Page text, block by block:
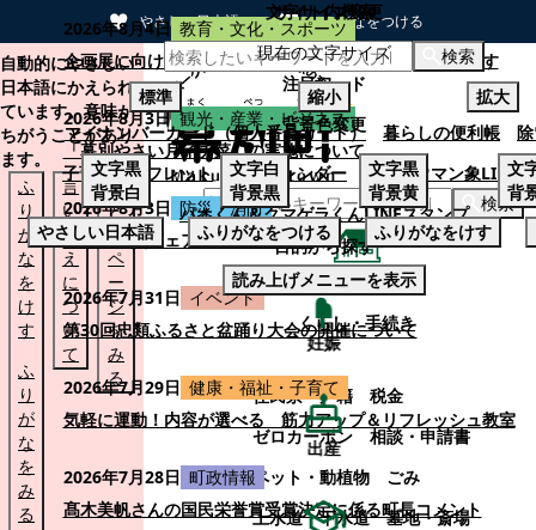
やさしい日本語 ひらがなをつける
本文へスキップする
自動的にやさしい
日本語にかえられ
ています。意味が
ちがうことがあり
ます。
ふ
り
が
な
を
け
す
ふ
り
が
な
を
み
る
言
い
替
え
に
つ
い
て
も
と
の
ペ
ー
ジ
を
み
る
検索
くらし・手続き
くらし・手続き
住民票・戸籍
税金
ゼロカーボン
相談・申請書
ペット・動植物
ごみ
上水道・下水道
墓地・斎場
2026年8月4日 教育・文化・スポーツ
企画展に向けて：安東ウメ子さんとの思い出を募集します
2026年8月3日 観光・産業・ビジネス
「幕別やさい月イチ菜」の実施について
2026年8月3日 防災・消防
幕別町防災フェアの開催について
2026年7月31日 イベント
第30回忠類ふるさと盆踊り大会の開催について
2026年7月29日 健康・福祉・子育て
気軽に運動！内容が選べる 筋力アップ＆リフレッシュ教室
2026年7月28日 町政情報
髙木美帆さんの国民栄誉賞受賞決定に係る町長コメント
サイト内検索
検索
注目ワード
マイナンバーカード（個人番号カード） 暮らしの便利帳
子育てパンフレット
ごみカレンダー
忠類ナウマン象LINE
パオくん＆クマゲラくんLINEスタンプ
目的から探す
妊娠
出産
文字サイズ変更
現在の文字サイズ
標準
縮小
拡大
背景色変更
文字黒
背景白
文字白
背景黒
文字黒
背景黄
文
背
やさしい日本語
ふりがなをつける ふりがなをけす
読み上げメニューを表示